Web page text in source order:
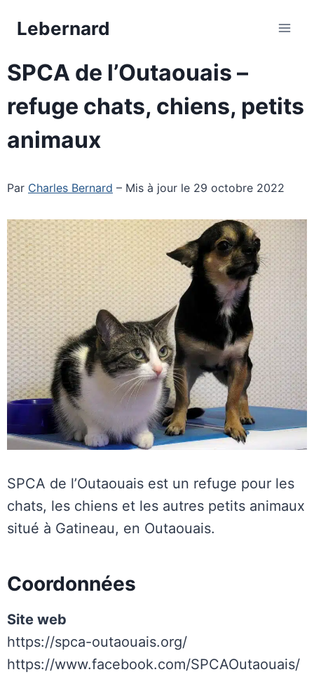
Lebernard
SPCA de l’Outaouais –
refuge chats, chiens, petits
animaux
Par Charles Bernard – Mis à jour le 29 octobre 2022
SPCA de l’Outaouais est un refuge pour les
chats, les chiens et les autres petits animaux
situé à Gatineau, en Outaouais.
Coordonnées
Site web
https://spca-outaouais.org/
https://www.facebook.com/SPCAOutaouais/